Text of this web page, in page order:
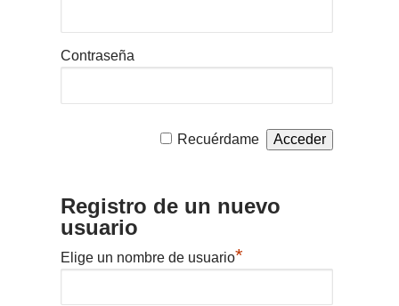
Contraseña
Recuérdame
Registro de un nuevo
usuario
Elige un nombre de usuario*